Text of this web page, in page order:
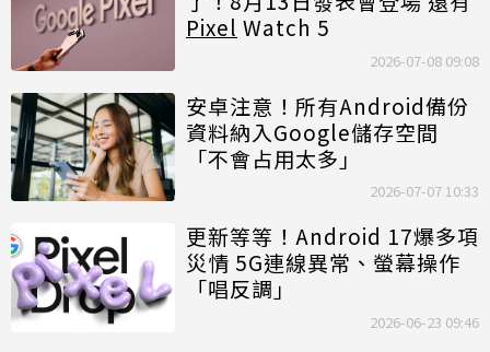
Pixel Watch 5
2026-07-08 09:08
安卓注意！所有Android備份
資料納入Google儲存空間
「不會占用太多」
2026-07-07 10:33
更新等等！Android 17爆多項
災情 5G連線異常、螢幕操作
「唱反調」
2026-06-23 09:46